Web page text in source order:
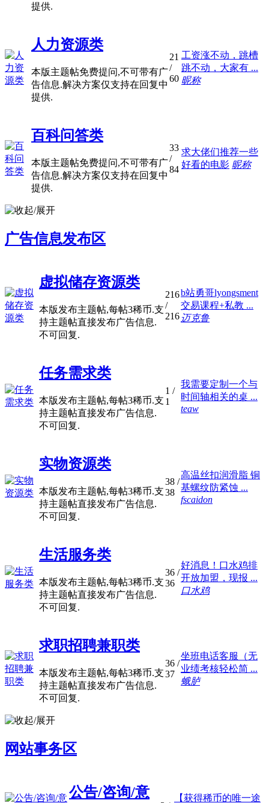
提供.
人力资源类
本版主题帖免费提问,不可带有广
告信息.解决方案仅支持在回复中
提供.
21
/
60
工资涨不动，跳槽
跳不动，大家有 ...
昵称
百科问答类
本版主题帖免费提问,不可带有广
告信息.解决方案仅支持在回复中
提供.
33
/
84
求大佬们推荐一些
好看的电影 昵称
广告信息发布区
虚拟储存资源类
本版发布主题帖,每帖3稀币.支
持主题帖直接发布广告信息.
不可回复.
216
/
216
b站勇哥lyongsment
交易课程+私教 ...
迈克鲁
任务需求类
本版发布主题帖,每帖3稀币.支
持主题帖直接发布广告信息.
不可回复.
1 /
1
我需要定制一个与
时间轴相关的桌 ...
teaw
实物资源类
本版发布主题帖,每帖3稀币.支
持主题帖直接发布广告信息.
不可回复.
38 /
38
高温丝扣润滑脂 铜
基螺纹防紧蚀 ...
fscaidon
生活服务类
本版发布主题帖,每帖3稀币.支
持主题帖直接发布广告信息.
不可回复.
36 /
36
好消息！口水鸡排
开放加盟，现报 ...
口水鸡
求职招聘兼职类
本版发布主题帖,每帖3稀币.支
持主题帖直接发布广告信息.
不可回复.
36 /
37
坐班电话客服（无
业绩考核轻松简 ...
蛾胪
网站事务区
公告/咨询/意 【获得稀币的唯一途